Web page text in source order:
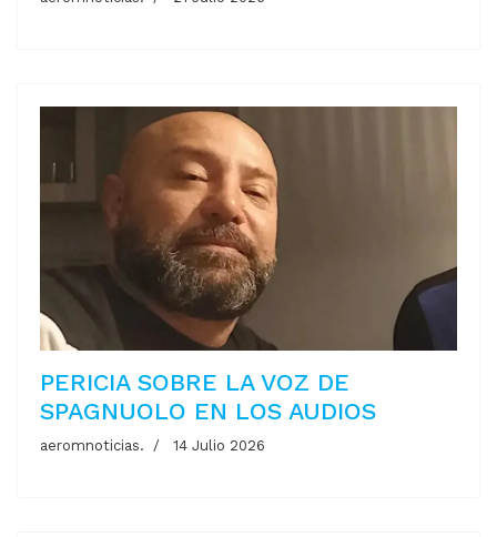
PERICIA SOBRE LA VOZ DE
SPAGNUOLO EN LOS AUDIOS
aeromnoticias. 14 Julio 2026